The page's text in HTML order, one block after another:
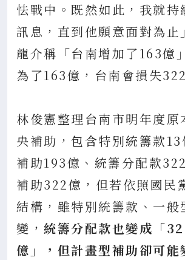
怯戰中。既然如此，我就持
訊息，直到他願意面對為止
龍介稱「台南增加了163億
為了163億，台南會損失
林俊憲整理台南市明年度原
央補助，包含特別統籌款13
補助193億、統籌分配款
補助322億，但若依照國民
結構，雖特別統籌款、一般
變， 統籌分配款也變成「
億」，但計畫型補助卻可能